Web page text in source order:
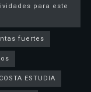
para este
fuertes
ESTUDIA